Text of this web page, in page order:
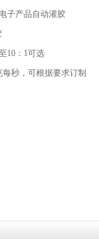
子产品自动灌胶
10：1可选
每秒，可根据要求订制